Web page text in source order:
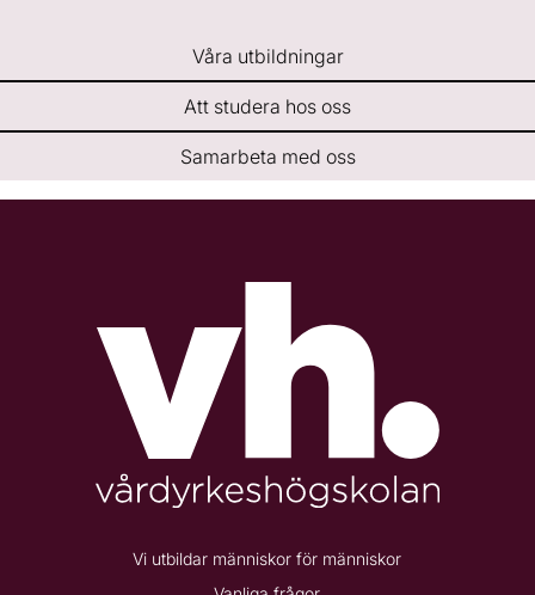
Våra utbildningar
Att studera hos oss
Samarbeta med oss
Vi utbildar människor för människor